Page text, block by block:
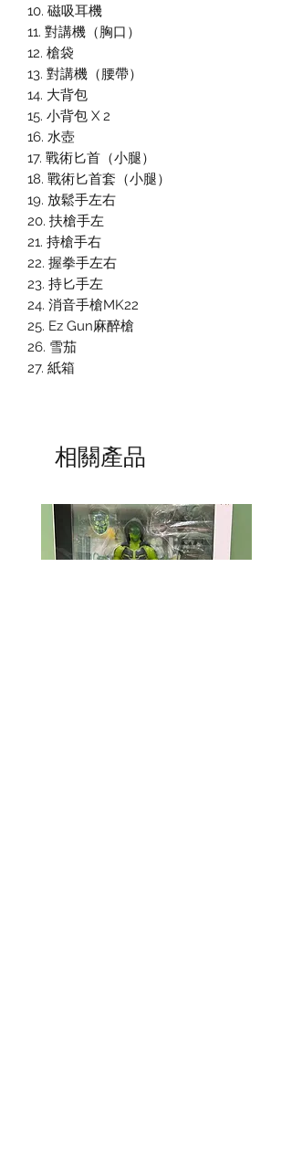
10. 磁吸耳機
11. 對講機（胸口）
12. 槍袋
13. 對講機（腰帶）
14. 大背包
15. 小背包 X 2
16. 水壺
17. 戰術匕首（小腿）
18. 戰術匕首套（小腿）
19. 放鬆手左右
20. 扶槍手左
21. 持槍手右
22. 握拳手左右
23. 持匕手左
24. 消音手槍MK22
25. Ez Gun麻醉槍
26. 雪茄
27. 紙箱
相關產品